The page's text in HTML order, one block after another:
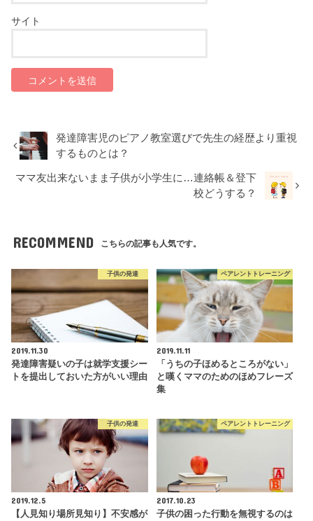
サイト
発達障害児のピアノ教室選びで先生の経歴より重視
するものとは？
ママ友出来ないまま子供が小学生に…連絡帳＆登下
校どうする？
RECOMMEND こちらの記事も人気です。
子供の発達
2019.11.30
発達障害疑いの子は就学支援シー
トを提出しておいた方がいい理由
ペアレントトレーニング
2019.11.11
「うちの子ほめるところがない」
と嘆くママのためのほめフレーズ
集
子供の発達
2019.12.5
【人見知り場所見知り】不安感が
ペアレントトレーニング
2017.10.23
子供の困った行動を無視するのは